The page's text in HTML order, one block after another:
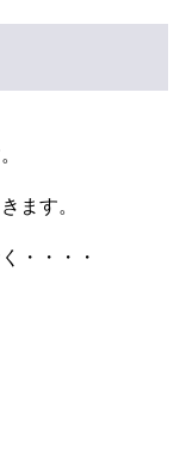
ます。
・・・・